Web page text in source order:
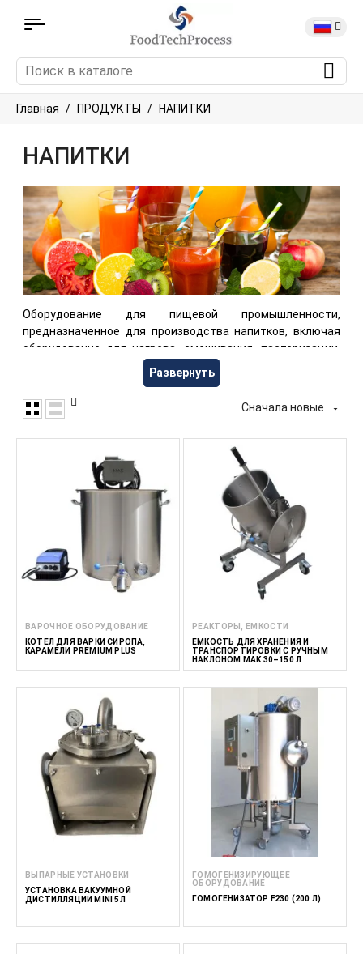
Главная ПРОДУКТЫ НАПИТКИ
НАПИТКИ
Оборудование для пищевой промышленности,
предназначенное для производства напитков, включая
оборудование для нагрева, смешивания, пастеризации,
перекачки и обработки жидких пищевых продуктов и
ингредиентов. Это оборудование подходит для малых и
средних производителей напитков, ремесленников и
предприятий, разрабатывающих собственные напитки. В
производителей напитков, предприятий HoReCa и
профессиональных кухонь.
Свернуть
Развернуть
Сначала новые 
ВАРОЧНОЕ ОБОРУДОВАНИЕ
КОТЕЛ ДЛЯ ВАРКИ СИРОПА,
КАРАМЕЛИ PREMIUM PLUS
РЕАКТОРЫ, ЕМКОСТИ
ЕМКОСТЬ ДЛЯ ХРАНЕНИЯ И
ТРАНСПОРТИРОВКИ С РУЧНЫМ
НАКЛОНОМ MAK 30–150 Л
ВЫПАРНЫЕ УСТАНОВКИ
УСТАНОВКА ВАКУУМНОЙ
ДИСТИЛЛЯЦИИ MINI 5Л
ГОМОГЕНИЗИРУЮЩЕЕ
ОБОРУДОВАНИЕ
ГОМОГЕНИЗАТОР F230 (200 Л)